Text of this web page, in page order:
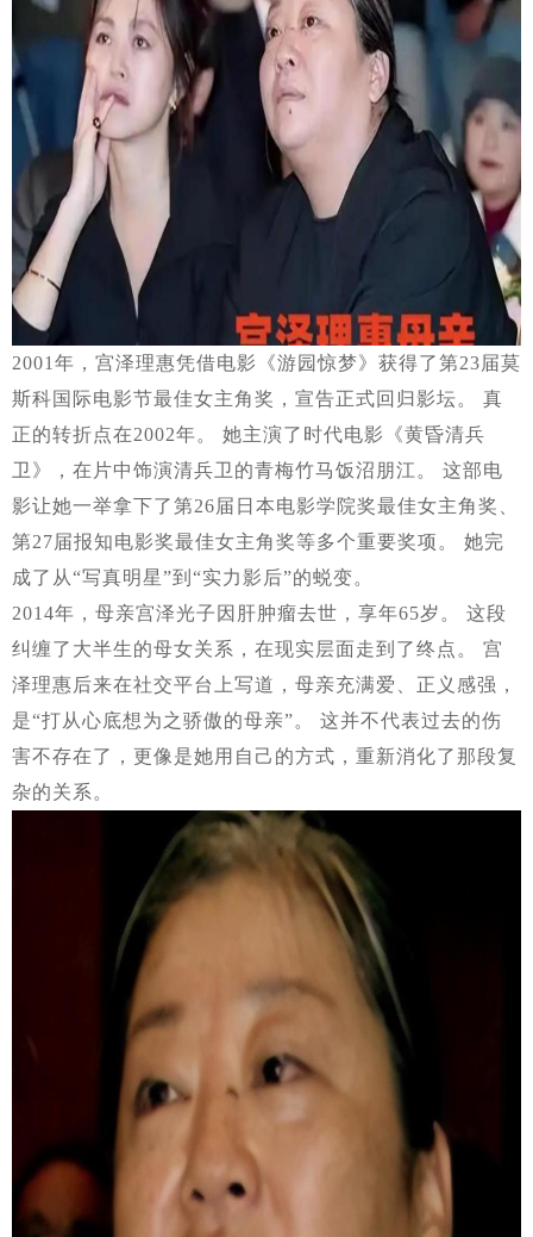
2001年，宫泽理惠凭借电影《游园惊梦》获得了第23届莫
斯科国际电影节最佳女主角奖，宣告正式回归影坛。 真
正的转折点在2002年。 她主演了时代电影《黄昏清兵
卫》，在片中饰演清兵卫的青梅竹马饭沼朋江。 这部电
影让她一举拿下了第26届日本电影学院奖最佳女主角奖、
第27届报知电影奖最佳女主角奖等多个重要奖项。 她完
成了从“写真明星”到“实力影后”的蜕变。
2014年，母亲宫泽光子因肝肿瘤去世，享年65岁。 这段
纠缠了大半生的母女关系，在现实层面走到了终点。 宫
泽理惠后来在社交平台上写道，母亲充满爱、正义感强，
是“打从心底想为之骄傲的母亲”。 这并不代表过去的伤
害不存在了，更像是她用自己的方式，重新消化了那段复
杂的关系。